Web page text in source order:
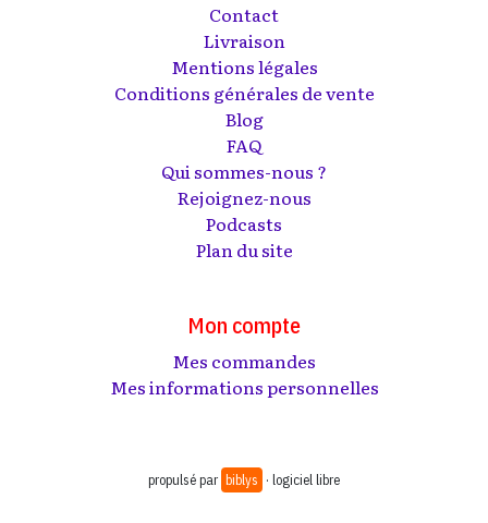
Contact
Livraison
Mentions légales
Conditions générales de vente
Blog
FAQ
Qui sommes-nous ?
Rejoignez-nous
Podcasts
Plan du site
Mon compte
Mes commandes
Mes informations personnelles
propulsé par biblys · logiciel libre